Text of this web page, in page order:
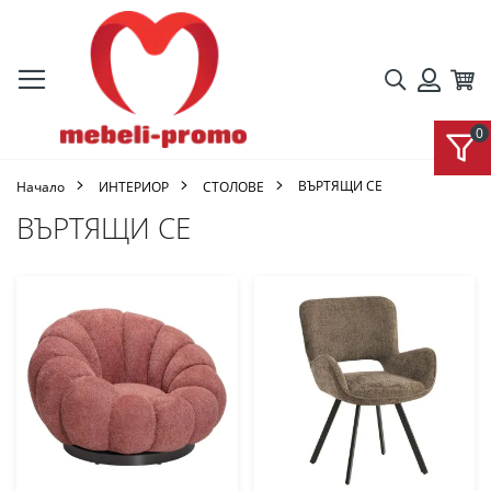
Търсене
Начало ИНТЕРИОР СТОЛОВЕ ВЪРТЯЩИ СЕ
ВЪРТЯЩИ СЕ